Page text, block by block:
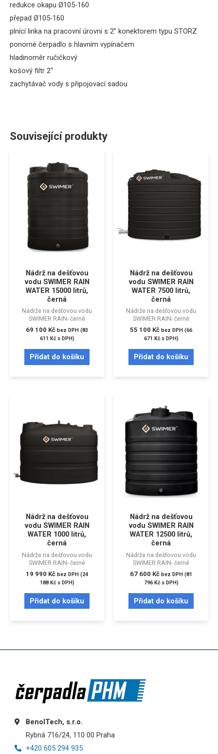
redukce okapu Ø105-160
přepad Ø105-160
plnící linka na pracovní úrovni s 2” konektorem typu STORZ
ponorné čerpadlo s hlavním vypínačem
hladinoměr ručičkový
košový filtr 2“
zachytávač vody s připojovací sadou
Související produkty
Nádrž na dešťovou
vodu SWIMER RAIN
WATER 15000 litrů,
černá
Nádrže na dešťovou vodu
SWIMER RAIN- černé
69 100 Kč bez DPH (83
611 Kčs DPH)
Přidat do košíku
Nádrž na dešťovou
vodu SWIMER RAIN
WATER 7500 litrů,
černá
Nádrže na dešťovou vodu
SWIMER RAIN- černé
55 100 Kč bez DPH (66
671 Kčs DPH)
Přidat do košíku
Nádrž na dešťovou
vodu SWIMER RAIN
WATER 1000 litrů,
černá
Nádrže na dešťovou vodu
SWIMER RAIN- černé
19 990 Kč bez DPH (24
188 Kčs DPH)
Přidat do košíku
Nádrž na dešťovou
vodu SWIMER RAIN
WATER 12500 litrů,
černá
Nádrže na dešťovou vodu
SWIMER RAIN- černé
67 600 Kč bez DPH (81
796 Kčs DPH)
Přidat do košíku
BenolTech, s.r.o.
Rybná 716/24, 110 00 Praha
+420 605 294 935